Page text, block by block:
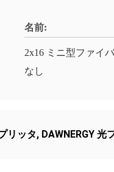
名前:
2x16 ミニ型ファイ
なし
リッタ, DAWNERGY 光